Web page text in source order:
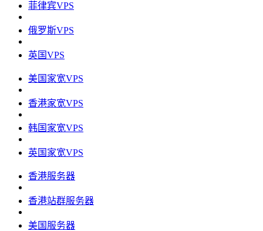
菲律宾VPS
俄罗斯VPS
英国VPS
美国家宽VPS
香港家宽VPS
韩国家宽VPS
英国家宽VPS
香港服务器
香港站群服务器
美国服务器